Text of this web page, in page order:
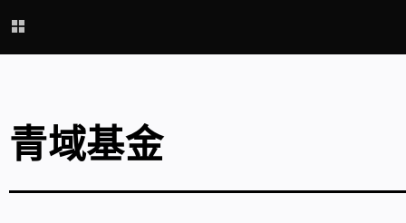
青域基金